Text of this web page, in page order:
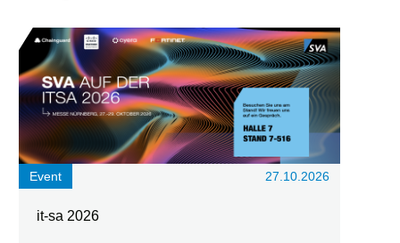
Event 27.10.2026
it-sa 2026